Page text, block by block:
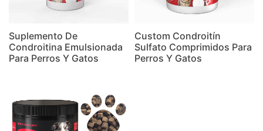
Suplemento De
Condroitina Emulsionada
Para Perros Y Gatos
Custom Condroitín
Sulfato Comprimidos Para
Perros Y Gatos